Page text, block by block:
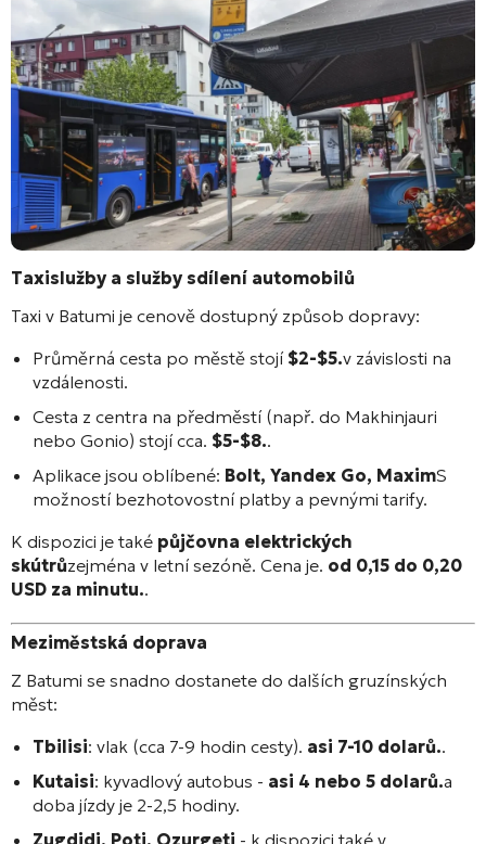
Taxislužby a služby sdílení automobilů
Taxi v Batumi je cenově dostupný způsob dopravy:
Průměrná cesta po městě stojí $2-$5.v závislosti na
vzdálenosti.
Cesta z centra na předměstí (např. do Makhinjauri
nebo Gonio) stojí cca. $5-$8..
Aplikace jsou oblíbené: Bolt, Yandex Go, MaximS
možností bezhotovostní platby a pevnými tarify.
K dispozici je také půjčovna elektrických
skútrůzejména v letní sezóně. Cena je. od 0,15 do 0,20
USD za minutu..
Meziměstská doprava
Z Batumi se snadno dostanete do dalších gruzínských
měst:
Tbilisi: vlak (cca 7-9 hodin cesty). asi 7-10 dolarů..
Kutaisi: kyvadlový autobus - asi 4 nebo 5 dolarů.a
doba jízdy je 2-2,5 hodiny.